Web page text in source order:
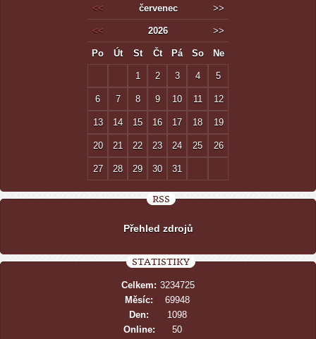
<< červenec >>
<< 2026 >>
Po Út St Čt Pá So Ne
1 2 3 4 5
6 7 8 9 10 11 12
13 14 15 16 17 18 19
20 21 22 23 24 25 26
27 28 29 30 31
RSS
Přehled zdrojů
STATISTIKY
Online: 50
Celkem: 3234725
Měsíc:
69948
Den:
1098